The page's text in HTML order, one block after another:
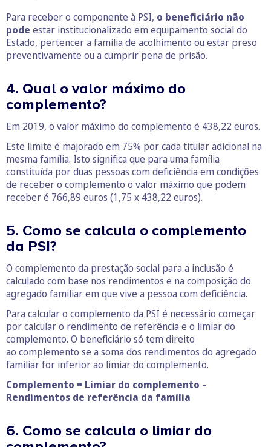
Para receber o componente à PSI, o beneficiário não
pode estar institucionalizado em equipamento social do
Estado, pertencer a família de acolhimento ou estar preso
preventivamente ou a cumprir pena de prisão.
4. Qual o valor máximo do
complemento?
Em 2019, o valor máximo do complemento é 438,22 euros.
Este limite é majorado em 75% por cada titular adicional na
mesma família. Isto significa que para uma família
constituída por duas pessoas com deficiência em condições
de receber o complemento o valor máximo que podem
receber é 766,89 euros (1,75 x 438,22 euros).
5. Como se calcula o complemento
da PSI?
O complemento da prestação social para a inclusão é
calculado com base nos rendimentos e na composição do
agregado familiar em que vive a pessoa com deficiência.
Para calcular o complemento da PSI é necessário começar
por calcular o rendimento de referência e o limiar do
complemento. O beneficiário só tem direito
ao complemento se a soma dos rendimentos do agregado
familiar for inferior ao limiar do complemento.
Complemento = Limiar do complemento –
Rendimentos de referência da família
6. Como se calcula o limiar do